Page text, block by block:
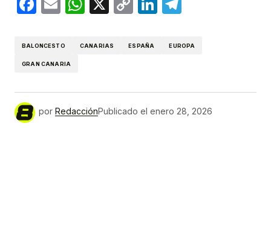
BALONCESTO CANARIAS ESPAÑA EUROPA
GRAN CANARIA
por RedacciónPublicado el enero 28, 2026